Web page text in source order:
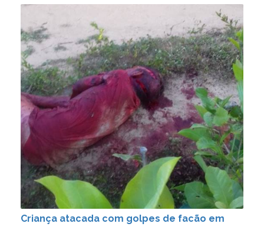
Criança atacada com golpes de facão em